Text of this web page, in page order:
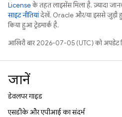
Licenseके तहत लाइसेंस मिला है. ज़्यादा
साइट नीतियांदेखें. Oracle और/या इससे जुड़ी
किया हुआ ट्रेडमार्क है.
आखिरी बार 2026-07-05 (UTC) को अपडेट
जानें
डेवलपर गाइड
एसडीके और एपीआई का संदर्भ